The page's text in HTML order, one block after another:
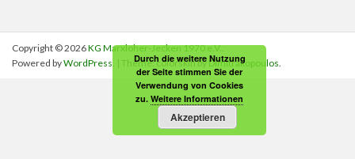
Copyright © 2026KG Marxloher-Jecken 1970 e.V..
Powered byWordPress . | Theme: colorskin by Dimitrakopoulos
Durch die weitere Nutzung
der Seite stimmen Sie der
Verwendung von Cookies
zu. Weitere Informationen
Akzeptieren